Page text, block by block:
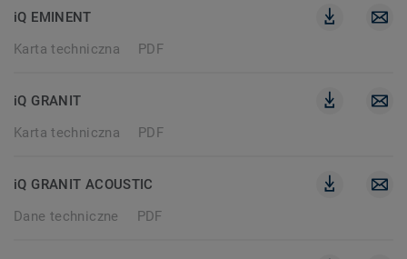
iQ EMINENT
Karta techniczna
PDF
iQ GRANIT
Karta techniczna
PDF
iQ GRANIT ACOUSTIC
Dane techniczne
PDF